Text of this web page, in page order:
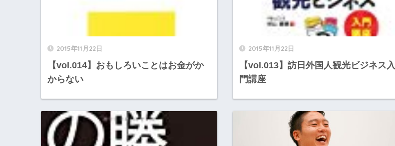
2015年11月22日
【vol.014】おもしろいことはお金がか
からない
2015年11月22日
【vol.013】訪日外国人観光ビジネス入
門講座